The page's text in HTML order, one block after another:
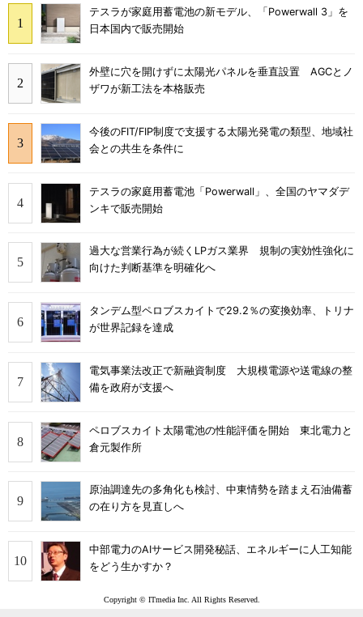
テスラが家庭用蓄電池の新モデル、「Powerwall 3」を
日本国内で販売開始
外壁に穴を開けずに太陽光パネルを垂直設置 AGCとノ
ザワが新工法を本格販売
今後のFIT/FIP制度で支援する太陽光発電の類型、地域社
会との共生を条件に
テスラの家庭用蓄電池「Powerwall」、全国のヤマダデ
ンキで販売開始
過大な営業行為が続くLPガス業界 規制の実効性強化に
向けた判断基準を明確化へ
タンデム型ペロブスカイトで29.2％の変換効率、トリナ
が世界記録を達成
電気事業法改正で新融資制度 大規模電源や送電線の整
備を政府が支援へ
ペロブスカイト太陽電池の性能評価を開始 東北電力と
倉元製作所
原油調達先の多角化も検討、中東情勢を踏まえ石油備蓄
の在り方を見直しへ
中部電力のAIサービス開発秘話、エネルギーに人工知能
をどう生かすか？
Copyright © ITmedia Inc. All Rights Reserved.